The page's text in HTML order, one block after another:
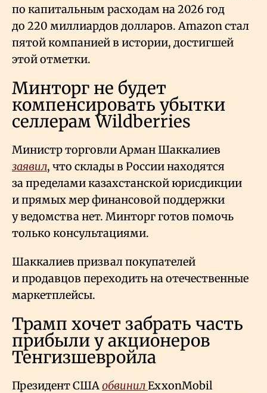
по капитальным расходам на 2026 год
до 220 миллиардов долларов. Amazon стал
пятой компанией в истории, достигшей
этой отметки.
Минторг не будет
компенсировать убытки
селлерам Wildberries
Министр торговли Арман Шаккалиев
заявил, что склады в России находятся
за пределами казахстанской юрисдикции
и прямых мер финансовой поддержки
у ведомства нет. Минторг готов помочь
только консультациями.
Шаккалиев призвал покупателей
и продавцов переходить на отечественные
маркетплейсы.
Трамп хочет забрать часть
прибыли у акционеров
Тенгизшевройла
Президент СШАобвинилExxonMobil